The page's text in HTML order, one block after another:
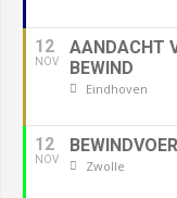
12
NOV
AANDACHT
BEWIND
Eindhoven
12
NOV Zwolle